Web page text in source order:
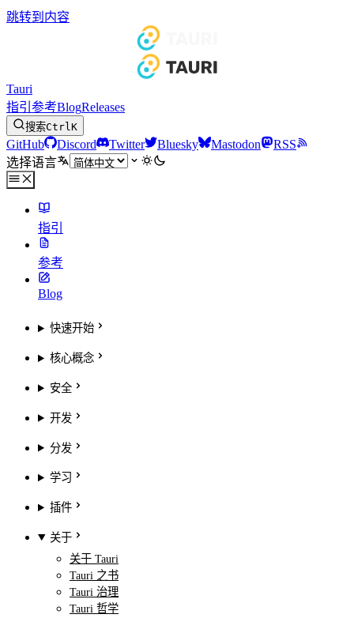
跳转到内容
Tauri
指引 参考BlogReleases
搜索CtrlK
GitHub Discord Twitter Bluesky Mastodon
RSS
选择语言
指引
参考
Blog
快速开始
核心概念
安全
开发
分发
学习
插件
关于
关于 Tauri
Tauri 之书
Tauri 治理
Tauri 哲学